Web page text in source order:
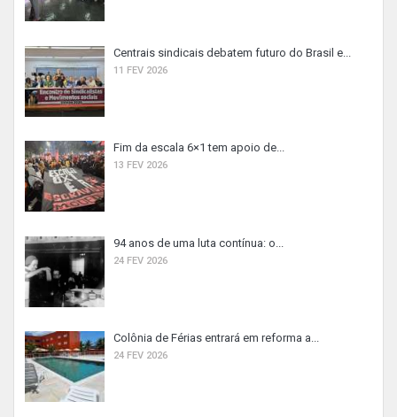
Centrais sindicais debatem futuro do Brasil e...
11 FEV 2026
Fim da escala 6×1 tem apoio de...
13 FEV 2026
94 anos de uma luta contínua: o...
24 FEV 2026
Colônia de Férias entrará em reforma a...
24 FEV 2026